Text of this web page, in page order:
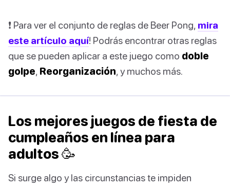
❗️ Para ver el conjunto de reglas de Beer Pong, mira
este artículo aquí! Podrás encontrar otras reglas
que se pueden aplicar a este juego como doble
golpe, Reorganización, y muchos más.
Los mejores juegos de fiesta de
cumpleaños en línea para
adultos 🥳
Si surge algo y las circunstancias te impiden